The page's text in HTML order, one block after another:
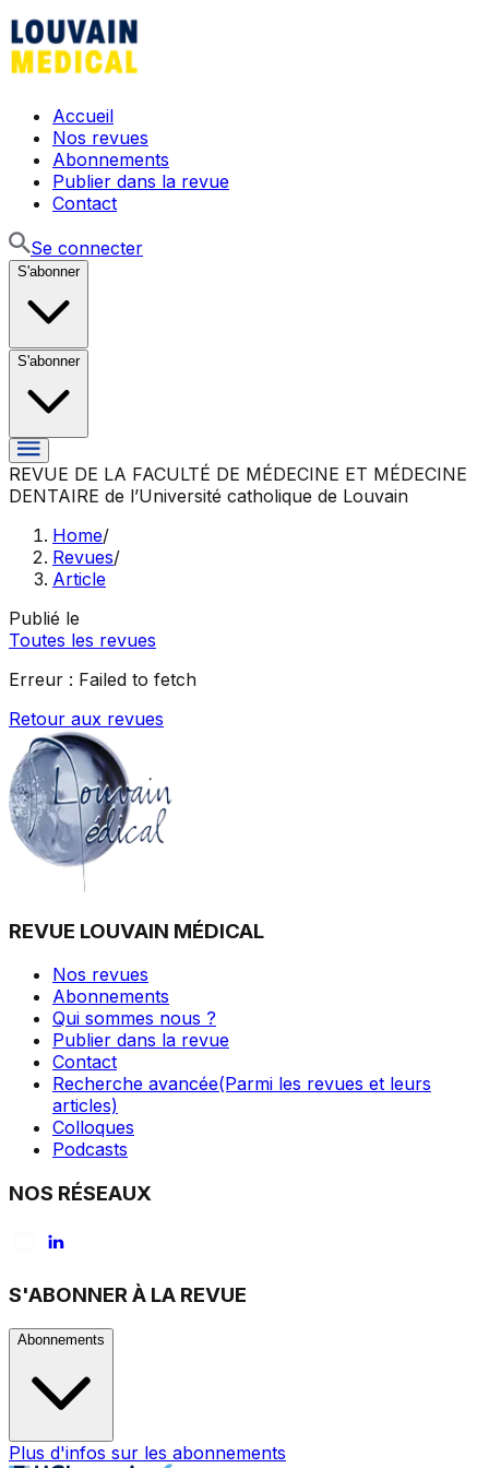
Accueil
Nos revues
Abonnements
Publier dans la revue
Contact
Se connecter
S'abonner
S'abonner
REVUE DE LA FACULTÉ DE MÉDECINE ET MÉDECINE
DENTAIRE de l’Université catholique de Louvain
Home/
Revues/
Article
Publié le
Toutes les revues
Erreur : Failed to fetch
Retour aux revues
REVUE LOUVAIN MÉDICAL
Nos revues
Abonnements
Qui sommes nous ?
Publier dans la revue
Contact
Recherche avancée(Parmi les revues et leurs
articles)
Colloques
Podcasts
NOS RÉSEAUX
S'ABONNER À LA REVUE
Abonnements
Plus d'infos sur les abonnements